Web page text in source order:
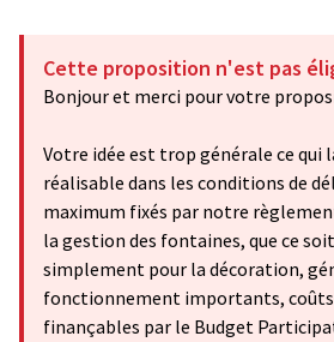
Cette proposition n'est pas
Bonjour et merci pour votre
Votre idée est trop générale ce
réalisable dans les conditions de
maximum fixés par notre
la gestion des fontaines, que ce
simplement pour la décoration,
fonctionnement importants, coûts
finançables par le Budget